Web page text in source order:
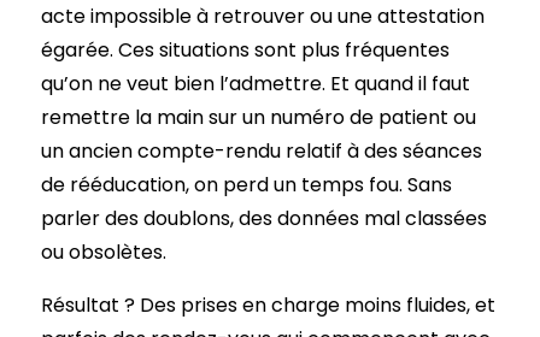
acte impossible à retrouver ou une attestation
égarée. Ces situations sont plus fréquentes
qu’on ne veut bien l’admettre. Et quand il faut
remettre la main sur un numéro de patient ou
un ancien compte-rendu relatif à des séances
de rééducation, on perd un temps fou. Sans
parler des doublons, des données mal classées
ou obsolètes.
Résultat ? Des prises en charge moins fluides, et